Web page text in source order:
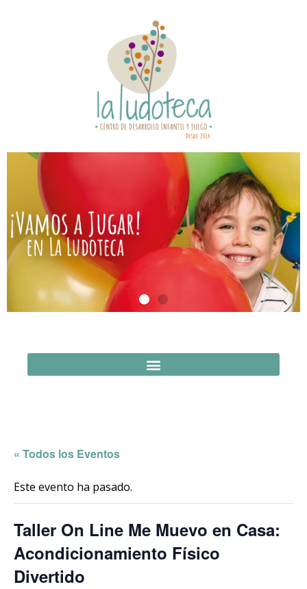
« Todos los Eventos
Este evento ha pasado.
Taller On Line Me Muevo en Casa:
Acondicionamiento Físico
Divertido